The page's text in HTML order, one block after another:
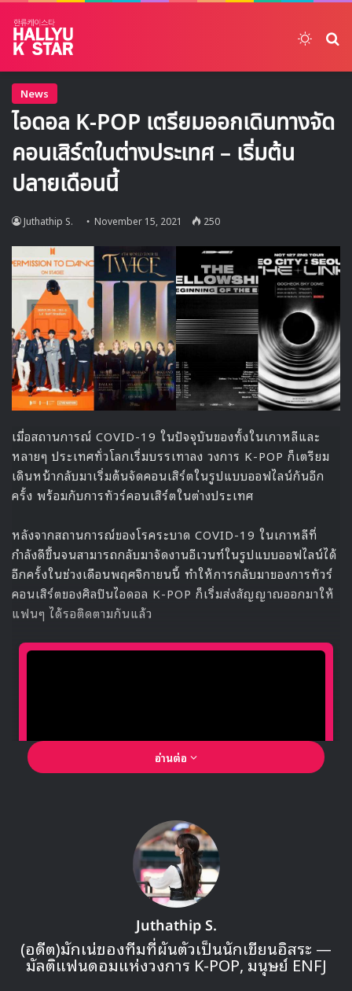
News
ไอดอล K-POP เตรียมออกเดินทางจัด
คอนเสิร์ตในต่างประเทศ – เริ่มต้น
ปลายเดือนนี้
Juthathip S. November 15, 2021 250
เมื่อสถานการณ์ COVID-19 ในปัจจุบันของทั้งในเกาหลีและ
หลายๆ ประเทศทั่วโลกเริ่มบรรเทาลง วงการ K-POP ก็เตรียม
เดินหน้ากลับมาเริ่มต้นจัดคอนเสิร์ตในรูปแบบออฟไลน์กันอีก
ครั้ง พร้อมกับการทัวร์คอนเสิร์ตในต่างประเทศ
หลังจากสถานการณ์ของโรคระบาด COVID-19 ในเกาหลีที่
กำลังดีขึ้นจนสามารถกลับมาจัดงานอีเวนท์ในรูปแบบออฟไลน์ได้
อีกครั้งในช่วงเดือนพฤศจิกายนนี้ ทำให้การกลับมาของการทัวร์
คอนเสิร์ตของศิลปินไอดอล K-POP ก็เริ่มส่งสัญญาณออกมาให้
แฟนๆ ได้รอติดตามกันแล้ว
🎙GYUBIN ปลื้มเมืองไทยขนาดไหน? ถึงกลับมาถ่าย
MV เพลงใหม่ LIKE U 100 ที่กรุงเทพ
▶ คลิกดูสัมภาษณ์พิเศษ
เริ่มต้นจากช่วงปลายเดือนกันยายนที่ผ่านมากับการประกาศจัด
คอนเสิร์ตออฟไลน์ในรอบ 2 ปี ของ BTSในคอนเสิร์ตที่มีชื่อว่า
อ่านต่อ
Juthathip S.
(อดีต)มักเน่ของทีมที่ผันตัวเป็นนักเขียนอิสระ —
มัลติแฟนดอมแห่งวงการ K-POP, มนุษย์ ENFJ